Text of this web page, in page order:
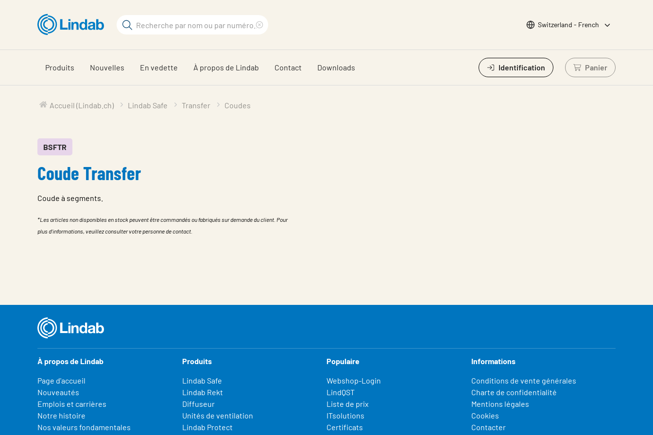
principal
Rechercher
sur
le
terme
recherché
Choisir la langue
Switzerland - French
Produits Nouvelles En vedette À propos de Lindab Contact Downloads Identification Panier
Connectez-vous
Accueil (Lindab.ch) Lindab Safe Transfer Coudes
BSFTR
Coude Transfer
Coude à segments.
*Les articles non disponibles en stock peuvent être commandés ou fabriqués sur demande du client. Pour
plus d'informations, veuillez consulter votre personne de contact.
À propos de Lindab
Page d'accueil
Nouveautés
Emplois et carrières
Notre histoire
Nos valeurs fondamentales
Produits
Lindab Safe
Lindab Rekt
Diffuseur
Unités de ventilation
Lindab Protect
Populaire
Webshop-Login
LindQST
Liste de prix
ITsolutions
Certificats
Informations
Conditions de vente générales
Charte de confidentialité
Mentions légales
Cookies
Contacter